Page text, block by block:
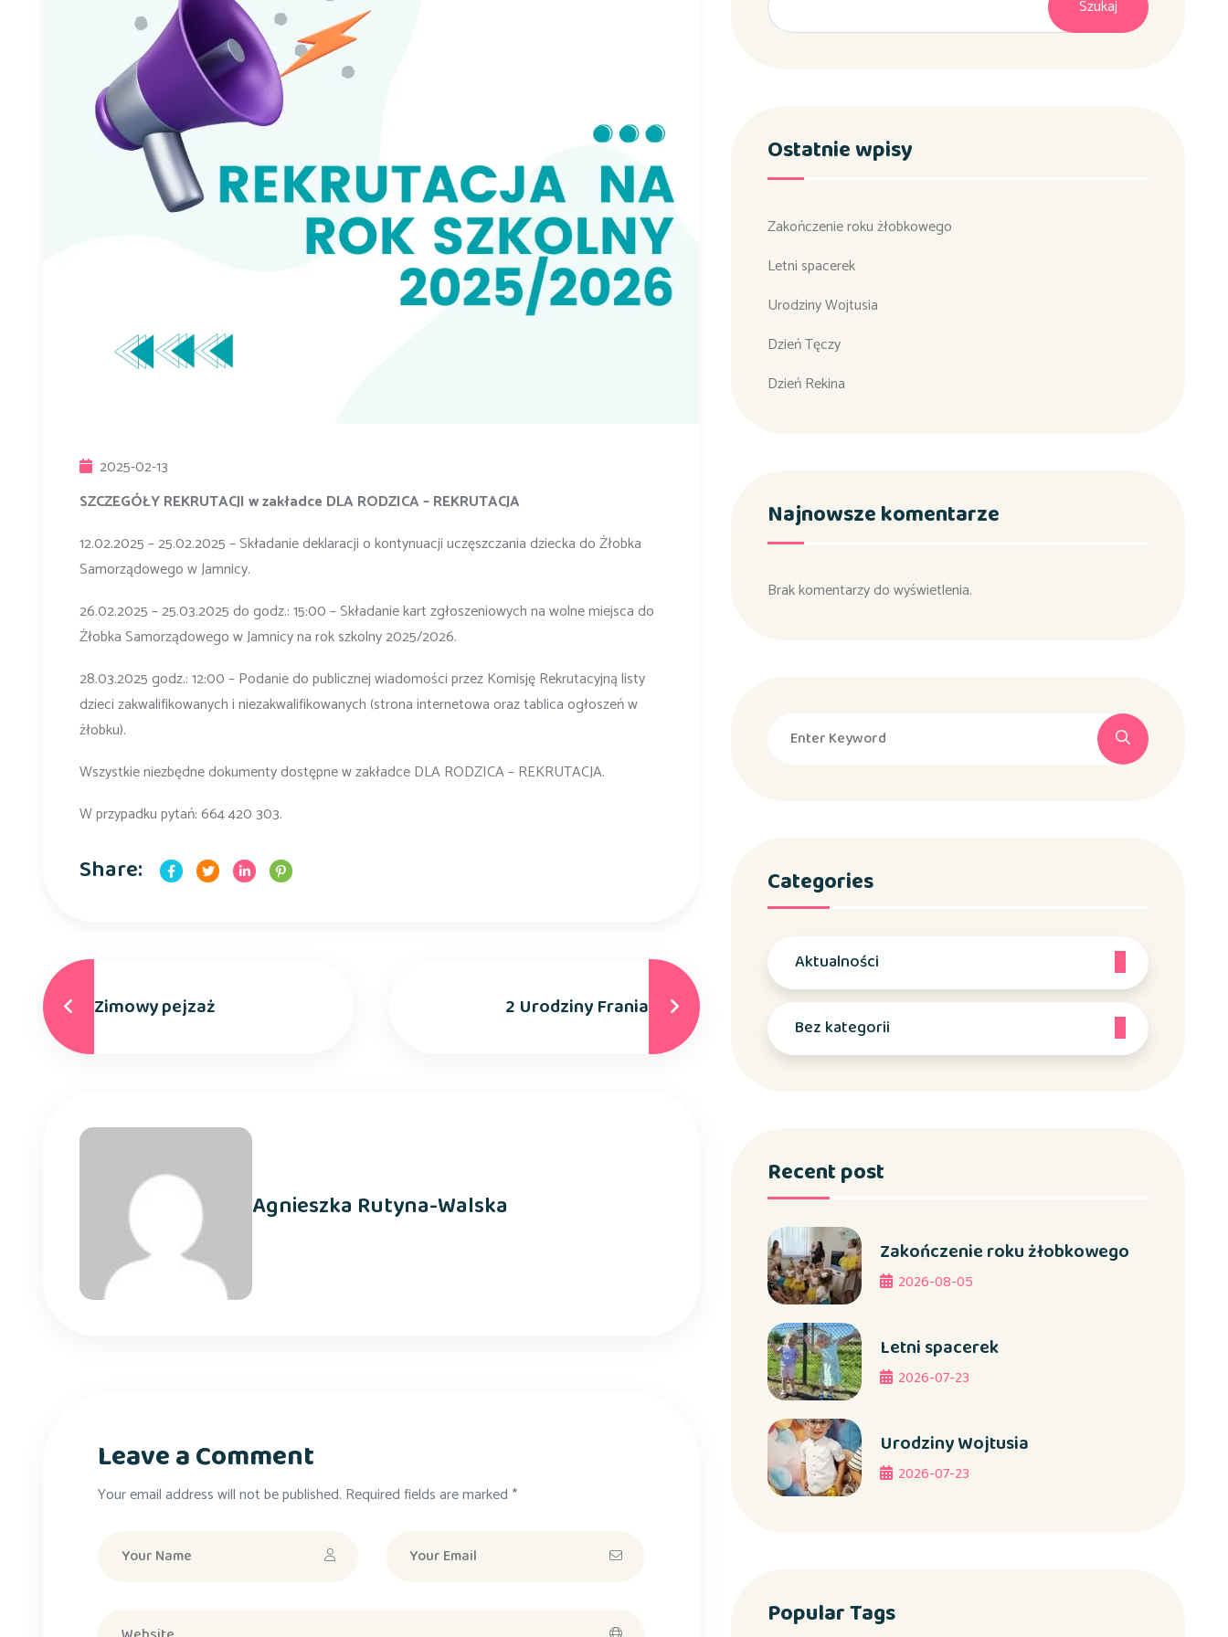
2025-02-13
SZCZEGÓŁY REKRUTACJI w zakładce DLA RODZICA – REKRUTACJA
12.02.2025 – 25.02.2025 – Składanie deklaracji o kontynuacji uczęszczania dziecka do Żłobka
Samorządowego w Jamnicy.
26.02.2025 – 25.03.2025 do godz.: 15:00 – Składanie kart zgłoszeniowych na wolne miejsca do
Żłobka Samorządowego w Jamnicy na rok szkolny 2025/2026.
28.03.2025 godz.: 12:00 – Podanie do publicznej wiadomości przez Komisję Rekrutacyjną listy
dzieci zakwalifikowanych i niezakwalifikowanych (strona internetowa oraz tablica ogłoszeń w
żłobku).
Wszystkie niezbędne dokumenty dostępne w zakładce DLA RODZICA – REKRUTACJA.
W przypadku pytań: 664 420 303.
Share:
Zimowy pejzaż 2 Urodziny Frania
Agnieszka Rutyna-Walska
Leave a Comment
Your email address will not be published. Required fields are marked *
Szukaj
Ostatnie wpisy
Zakończenie roku żłobkowego
Letni spacerek
Urodziny Wojtusia
Dzień Tęczy
Dzień Rekina
Najnowsze komentarze
Brak komentarzy do wyświetlenia.
Categories
Aktualności
Bez kategorii
Recent post
Zakończenie roku żłobkowego
2026-08-05
Letni spacerek
2026-07-23
Urodziny Wojtusia
2026-07-23
Popular Tags